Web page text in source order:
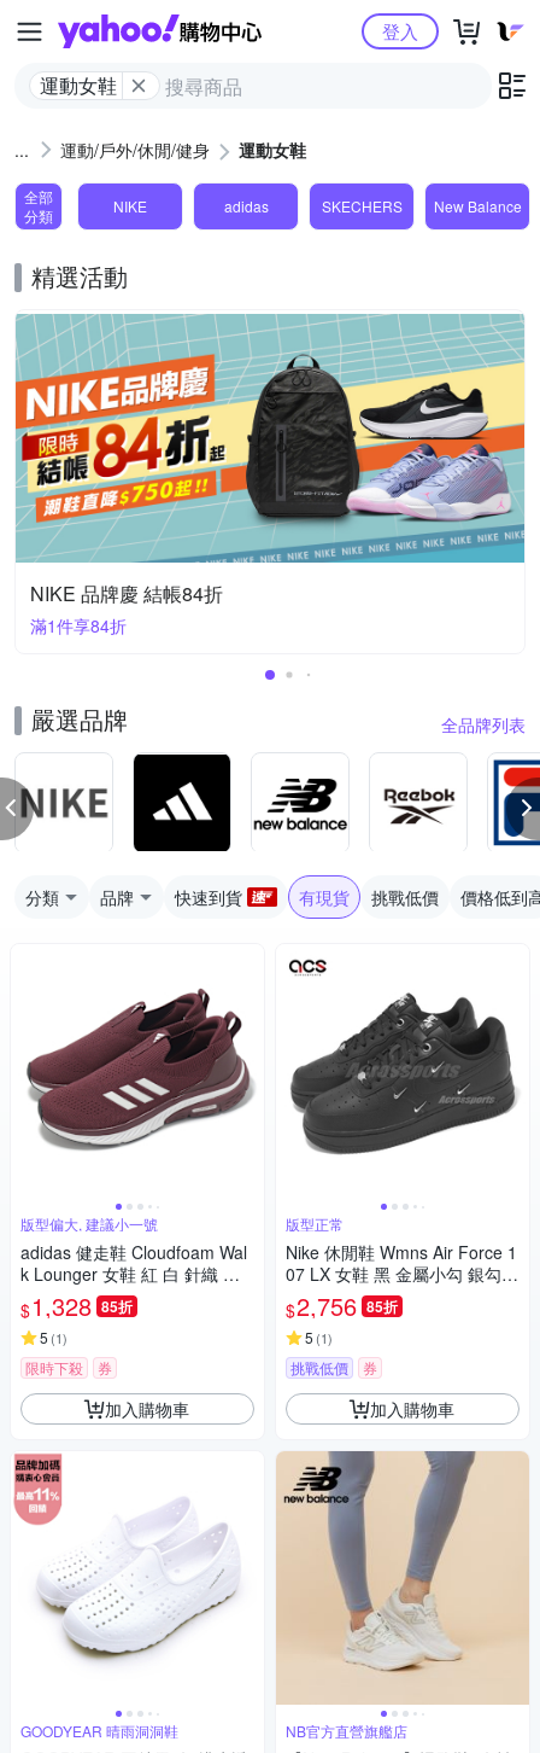
Yahoo購物中心
運動女鞋
登入
運動/戶外/休閒/健身 運動女鞋
全部
分類
NIKE adidas SKECHERS New Balance
精選活動
NIKE 品牌慶 結帳84折
滿1件享84折
嚴選品牌 全品牌列表
分類 品牌 快速到貨 有現貨 挑戰低價 價格低到
版型偏大, 建議小一號
adidas 健走鞋 Cloudfoam Wal
k Lounger 女鞋 紅 白 針織 套
入式 緩衝 休閒 愛迪達 ID4059
$1,328 85折
5 (1)
限時下殺 券
加入購物車
GOODYEAR 晴雨洞洞鞋
版型正常
Nike 休閒鞋 Wmns Air Force 1
07 LX 女鞋 黑 金屬小勾 銀勾 A
F1 HQ1180-001
$2,756 85折
5 (1)
挑戰低價 券
加入購物車
NB官方直營旗艦店